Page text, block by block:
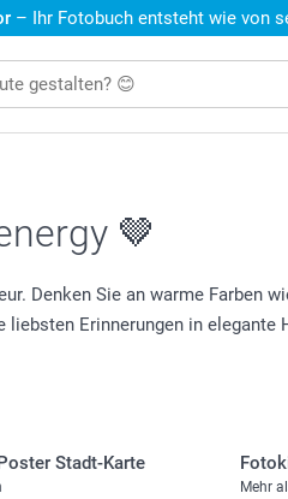
– Ihr Fotobuch entsteht wie von
🤎
Denken Sie an warme Farben
liebsten Erinnerungen in
Stadt-Karte
Mehr